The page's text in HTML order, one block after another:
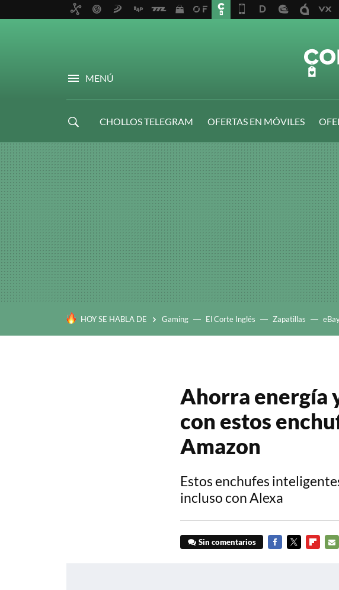
MENÚ
CHOLLOS TELEGRAM OFERTAS EN MÓVILES
HOY SE HABLA DE Gaming El Corte Inglés Zapatillas
Ahorra energía
con estos
Amazon
Estos enchufes
incluso con Alexa
Sin comentarios